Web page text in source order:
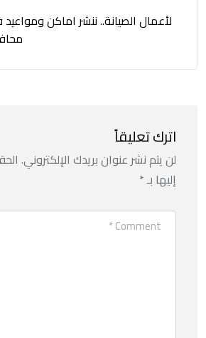
اترك تعليقاً
لن يتم نشر عنوان بريدك الإلكتروني.
إليها بـ*